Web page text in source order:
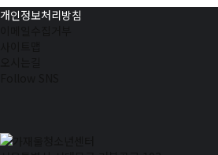
개인정보처리방침